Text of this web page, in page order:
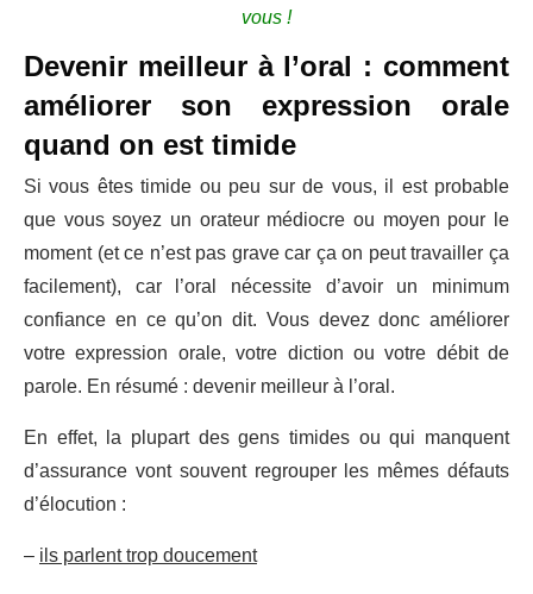
vous !
Devenir meilleur à l’oral : comment
améliorer son expression orale
quand on est timide
Si vous êtes timide ou peu sur de vous, il est probable
que vous soyez un orateur médiocre ou moyen pour le
moment (et ce n’est pas grave car ça on peut travailler ça
facilement), car l’oral nécessite d’avoir un minimum
confiance en ce qu’on dit. Vous devez donc améliorer
votre expression orale, votre diction ou votre débit de
parole. En résumé : devenir meilleur à l’oral.
En effet, la plupart des gens timides ou qui manquent
d’assurance vont souvent regrouper les mêmes défauts
d’élocution :
– ils parlent trop doucement